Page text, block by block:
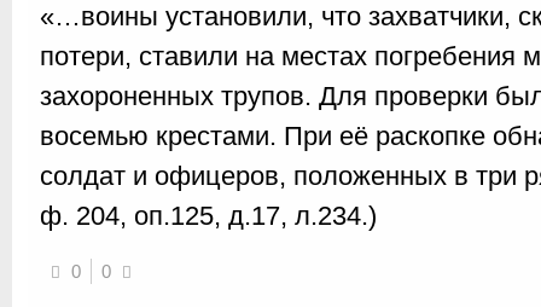
«…воины установили, что захватчики,
потери, ставили на местах погребения
захороненных трупов. Для проверки
восемью крестами. При её раскопке
солдат и офицеров, положенных в
ф. 204, оп.125, д.17, л.234.)
0 0